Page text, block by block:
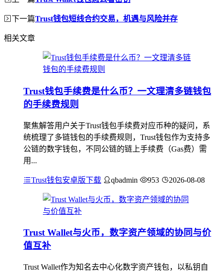
下一篇Trust钱包短线合约交易，机遇与风险并存
相关文章
Trust钱包手续费是什么币？一文理清多链钱包
的手续费规则
聚焦解答用户关于Trust钱包手续费对应币种的疑问，系
统梳理了多链钱包的手续费规则，Trust钱包作为支持多
公链的数字钱包，不同公链的链上手续费（Gas费）需
用...
Trust钱包安卓版下载 qbadmin 953 2026-08-08
Trust Wallet与火币，数字资产领域的协同与价
值互补
Trust Wallet作为知名去中心化数字资产钱包，以私钥自